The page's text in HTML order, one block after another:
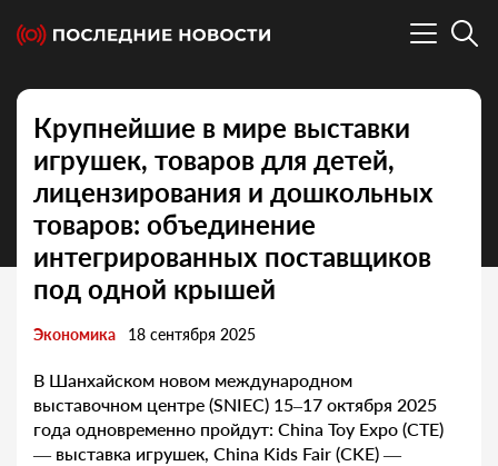
Крупнейшие в мире выставки
игрушек, товаров для детей,
лицензирования и дошкольных
товаров: объединение
интегрированных поставщиков
под одной крышей
Экономика 18 сентября 2025
В Шанхайском новом международном
выставочном центре (SNIEC) 15–17 октября 2025
года одновременно пройдут: China Toy Expo (CTE)
— выставка игрушек, China Kids Fair (CKE) —